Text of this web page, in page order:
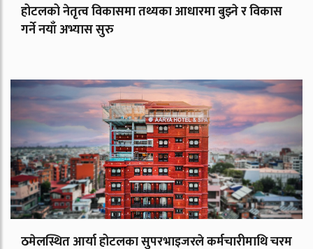
होटलको नेतृत्व विकासमा तथ्यका आधारमा बुझ्ने र विकास
गर्ने नयाँ अभ्यास सुरु
ठमेलस्थित आर्या होटलका सुपरभाइजरले कर्मचारीमाथि चरम